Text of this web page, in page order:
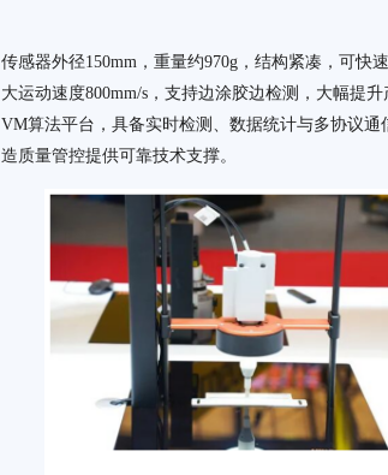
传感器外径150mm，重量约970g，结构紧凑，可快
大运动速度800mm/s，支持边涂胶边检测，大幅提
VM算法平台，具备实时检测、数据统计与多协议
造质量管控提供可靠技术支撑。